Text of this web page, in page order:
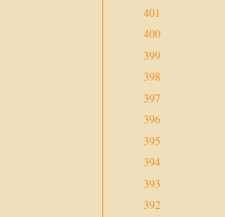
401
400
399
398
397
396
395
394
393
392